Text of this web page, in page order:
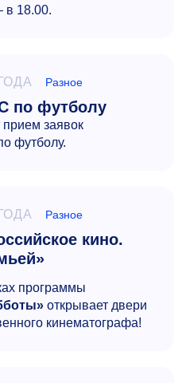
в 18.00.
Разное
по футболу
прием заявок
футболу.
Разное
кино.
программы
открывает двери
кинематографа!